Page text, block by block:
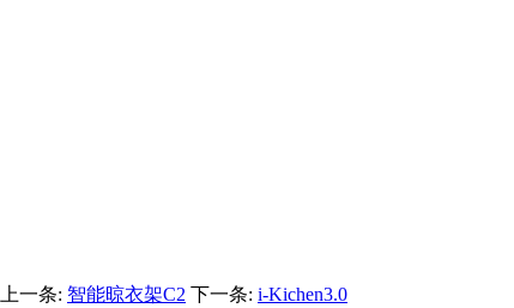
上一条: 智能晾衣架C2 下一条: i-Kichen3.0